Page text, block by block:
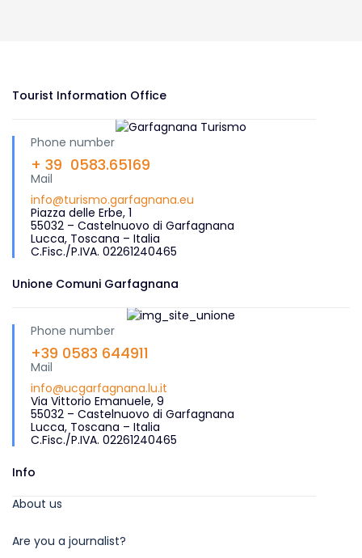
Tourist Information Office
Phone number
+ 39 0583.65169
Mail
info@turismo.garfagnana.eu
Piazza delle Erbe, 1
55032 – Castelnuovo di Garfagnana
Lucca, Toscana – Italia
C.Fisc./P.IVA. 02261240465
Unione Comuni Garfagnana
Phone number
+39 0583 644911
Mail
info@ucgarfagnana.lu.it
Via Vittorio Emanuele, 9
55032 – Castelnuovo di Garfagnana
Lucca, Toscana – Italia
C.Fisc./P.IVA. 02261240465
Info
About us
Are you a journalist?